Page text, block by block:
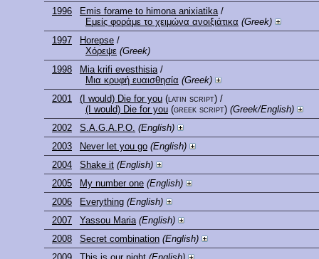
1996
Emis forame to himona anixiatika/
Εμείς φοράμε το χειμώνα ανοιξιάτικα (Greek)
1997
Horepse /
Χόρεψε (Greek)
1998
Mia krifi evesthisia/
Μια κρυφή ευαισθησία (Greek)
2001
(I would) Die for you (latin script) /
(I would) Die for you (greek script) (Greek/English)
2002
S.A.G.A.P.O. (English)
2003
Never let you go (English)
2004
Shake it (English)
2005
My number one (English)
2006
Everything (English)
2007
Yassou Maria (English)
2008
Secret combination (English)